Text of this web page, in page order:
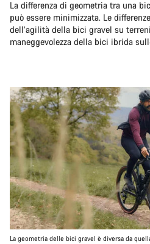
La differenza di geometria tra una
può essere minimizzata. Le
dell’agilità della bici gravel su
maneggevolezza della bici ibrida
La geometria delle bici gravel è diversa da